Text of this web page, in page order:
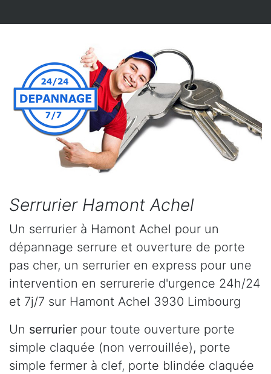
Serrurier Hamont Achel
Un serrurier à Hamont Achel pour un
dépannage serrure et ouverture de porte
pas cher, un serrurier en express pour une
intervention en serrurerie d'urgence 24h/24
et 7j/7 sur Hamont Achel 3930 Limbourg
Un serrurier pour toute ouverture porte
simple claquée (non verrouillée), porte
simple fermer à clef, porte blindée claquée